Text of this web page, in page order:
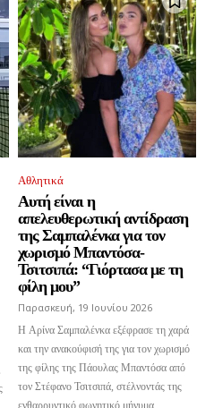
Πολιτική Απορρήτου.
11,243
Ακόλουθοι
Αθλητικά
Αυτή είναι η
απελευθερωτική αντίδραση
της Σαμπαλένκα για τον
χωρισμό Μπαντόσα-
Τσιτσιπά: “Γιόρτασα με τη
φίλη μου”
Παρασκευή, 19 Ιουνίου 2026
Η Αρίνα Σαμπαλένκα εξέφρασε τη χαρά
και την ανακούφισή της για τον χωρισμό
της φίλης της Πάουλας Μπαντόσα από
τον Στέφανο Τσιτσιπά, στέλνοντάς της